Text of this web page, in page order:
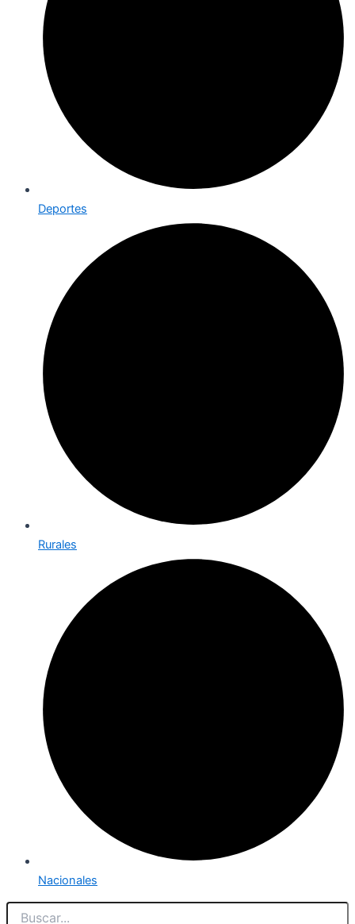
Deportes
Rurales
Nacionales